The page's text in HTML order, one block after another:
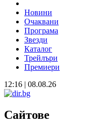
Новини
Очаквани
Програма
Звезди
Каталог
Трейлъри
Премиери
12:16 | 08.08.26
Сайтове